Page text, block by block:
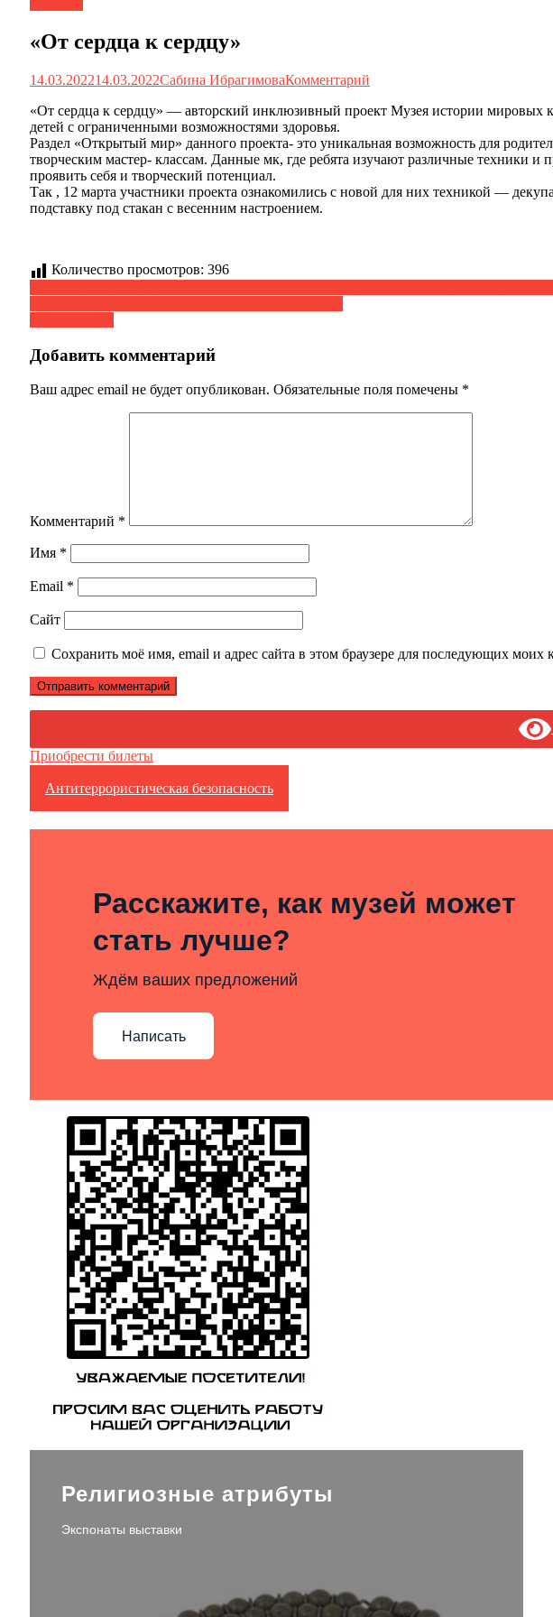
«От сердца к сердцу»
14.03.202214.03.2022Сабина ИбрагимоваКомментарий
«От сердца к сердцу» — авторский инклюзивный проект Музея истории мировых
детей с ограниченными возможностями здоровья.
Раздел «Открытый мир» данного проекта- это уникальная возможность для
творческим мастер- классам. Данные мк, где ребята изучают различные техники
проявить себя и творческий потенциал.
Так , 12 марта участники проекта ознакомились с новой для них техникой —
подставку под стакан с весенним настроением.
Количество просмотров: 396
Навигация
по
Добавить комментарий
Ваш адрес email не будет опубликован. Обязательные поля помечены *
Комментарий *
Имя *
Email *
Сайт
Сохранить моё имя, email и адрес сайта в этом браузере для последующих моих
Приобрести билеты
Антитеррористическая безопасность
Расскажите, как музей может
стать лучше?
Ждём ваших предложений
Написать
Религиозные атрибуты
Экспонаты выставки